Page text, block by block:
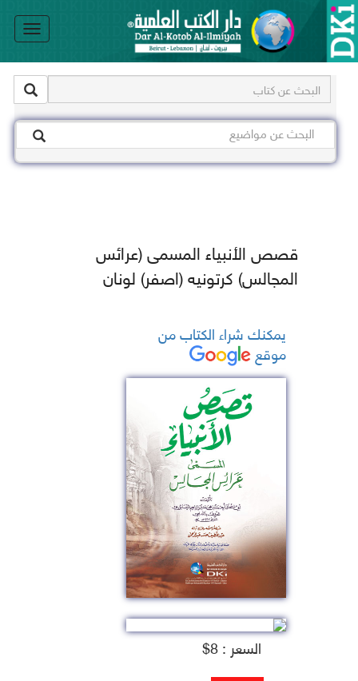
قصص الأنبياء المسمى (عرائس
المجالس) كرتونيه (اصفر) لونان
يمكنك شراء الكتاب من
موقع
السعر : 8$